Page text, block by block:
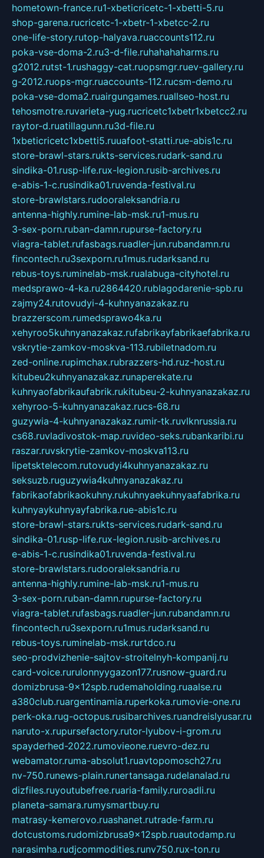
hometown-france.ru1-xbeticricetc-1-xbetti-5.ru
shop-garena.rucricetc-1-xbetr-1-xbetcc-2.ru
one-life-story.rutop-halyava.ruaccounts112.ru
poka-vse-doma-2.ru3-d-file.ruhahahaharms.ru
g2012.rutst-1.rushaggy-cat.ruopsmgr.ruev-gallery.ru
g-2012.ruops-mgr.ruaccounts-112.rucsm-demo.ru
poka-vse-doma2.ruairgungames.ruallseo-host.ru
tehosmotre.ruvarieta-yug.rucricetc1xbetr1xbetcc2.ru
raytor-d.ruatillagunn.ru3d-file.ru
1xbeticricetc1xbetti5.ruuafoot-statti.rue-abis1c.ru
store-brawl-stars.rukts-services.rudark-sand.ru
sindika-01.rusp-life.rux-legion.rusib-archives.ru
e-abis-1-c.rusindika01.ruvenda-festival.ru
store-brawlstars.rudooraleksandria.ru
antenna-highly.rumine-lab-msk.ru1-mus.ru
3-sex-porn.ruban-damn.rupurse-factory.ru
viagra-tablet.rufasbags.ruadler-jun.rubandamn.ru
fincontech.ru3sexporn.ru1mus.rudarksand.ru
rebus-toys.ruminelab-msk.rualabuga-cityhotel.ru
medsprawo-4-ka.ru2864420.rublagodarenie-spb.ru
zajmy24.rutovudyi-4-kuhnyanazakaz.ru
brazzerscom.rumedsprawo4ka.ru
xehyroo5kuhnyanazakaz.rufabrikayfabrikaefabrika.ru
vskrytie-zamkov-moskva-113.rubiletnadom.ru
zed-online.rupimchax.rubrazzers-hd.ruz-host.ru
kitubeu2kuhnyanazakaz.runaperekate.ru
kuhnyaofabrikaufabrik.rukitubeu-2-kuhnyanazakaz.ru
xehyroo-5-kuhnyanazakaz.rucs-68.ru
guzywia-4-kuhnyanazakaz.rumir-tk.ruvlknrussia.ru
cs68.ruvladivostok-map.ruvideo-seks.rubankaribi.ru
raszar.ruvskrytie-zamkov-moskva113.ru
lipetsktelecom.rutovudyi4kuhnyanazakaz.ru
seksuzb.ruguzywia4kuhnyanazakaz.ru
fabrikaofabrikaokuhny.rukuhnyaekuhnyaafabrika.ru
kuhnyaykuhnyayfabrika.rue-abis1c.ru
store-brawl-stars.rukts-services.rudark-sand.ru
sindika-01.rusp-life.rux-legion.rusib-archives.ru
e-abis-1-c.rusindika01.ruvenda-festival.ru
store-brawlstars.rudooraleksandria.ru
antenna-highly.rumine-lab-msk.ru1-mus.ru
3-sex-porn.ruban-damn.rupurse-factory.ru
viagra-tablet.rufasbags.ruadler-jun.rubandamn.ru
fincontech.ru3sexporn.ru1mus.rudarksand.ru
rebus-toys.ruminelab-msk.rurtdco.ru
seo-prodvizhenie-sajtov-stroitelnyh-kompanij.ru
card-voice.rurulonnyygazon177.rusnow-guard.ru
domizbrusa-9x12spb.rudemaholding.ruaalse.ru
a380club.ruargentinamia.ruperkoka.rumovie-one.ru
perk-oka.rug-octopus.rusibarchives.ruandreislyusar.ru
naruto-x.rupursefactory.rutor-lyubov-i-grom.ru
spayderhed-2022.rumovieone.ruevro-dez.ru
webamator.ruma-absolut1.ruavtopomosch27.ru
nv-750.runews-plain.runertansaga.rudelanalad.ru
dizfiles.ruyoutubefree.ruaria-family.ruroadli.ru
planeta-samara.rumysmartbuy.ru
matrasy-kemerovo.ruashanet.rutrade-farm.ru
dotcustoms.rudomizbrusa9x12spb.ruautodamp.ru
narasimha.rudjcommodities.runv750.rux-ton.ru